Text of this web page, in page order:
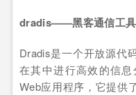
dradis——黑客通信工具
Dradis是一个开放源代
在其中进行高效的信
Web应用程序，它提供